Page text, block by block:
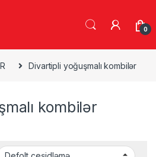
0
Divartipli yoğuşmalı kombilər
kombilər